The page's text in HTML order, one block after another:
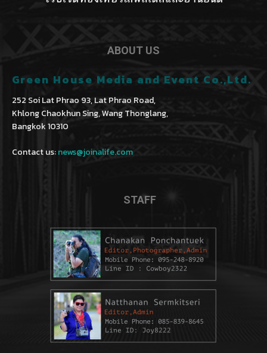
ABOUT US
Green House Media and Event Co.,Ltd.
252 Soi Lat Phrao 93, Lat Phrao Road,
Khlong Chaokhun Sing, Wang Thonglang,
Bangkok 10310
Contact us:news@joinalife.com
STAFF